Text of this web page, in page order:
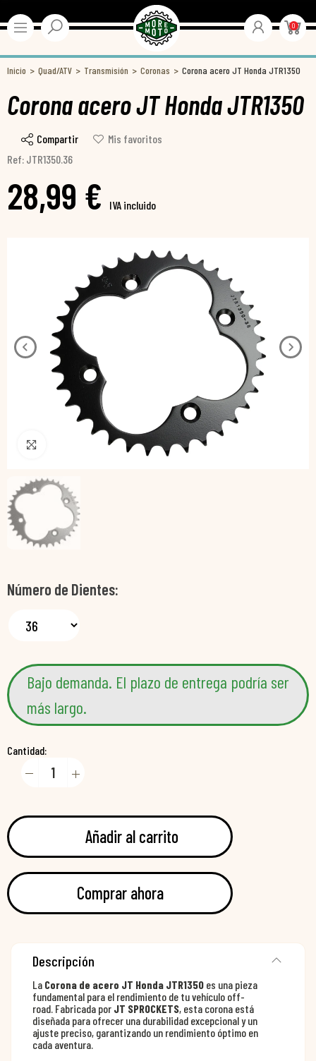
0
Inicio Quad/ATV Transmisión Coronas Corona acero JT Honda JTR1350
Corona acero JT Honda JTR1350
Compartir
Mis favoritos
Ref: JTR1350.36
28,99 € IVA incluido
Pincha para agrandar
Número de Dientes
Bajo demanda. El plazo de entrega podría ser
más largo.
Cantidad:
Añadir al carrito
Comprar ahora
Descripción
La Corona de acero JT Honda JTR1350 es una pieza
fundamental para el rendimiento de tu vehículo off-
road. Fabricada por JT SPROCKETS, esta corona está
diseñada para ofrecer una durabilidad excepcional y un
ajuste preciso, garantizando un rendimiento óptimo en
cada aventura.